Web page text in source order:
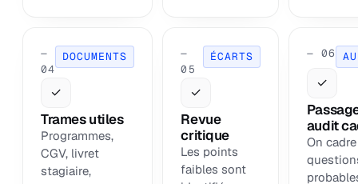
—
04
DOCUMENTS
✓
Trames utiles
Programmes,
CGV, livret
stagiaire,
—
05
ÉCARTS
✓
Revue
critique
Les points
faibles sont
— 06
✓
audit
On